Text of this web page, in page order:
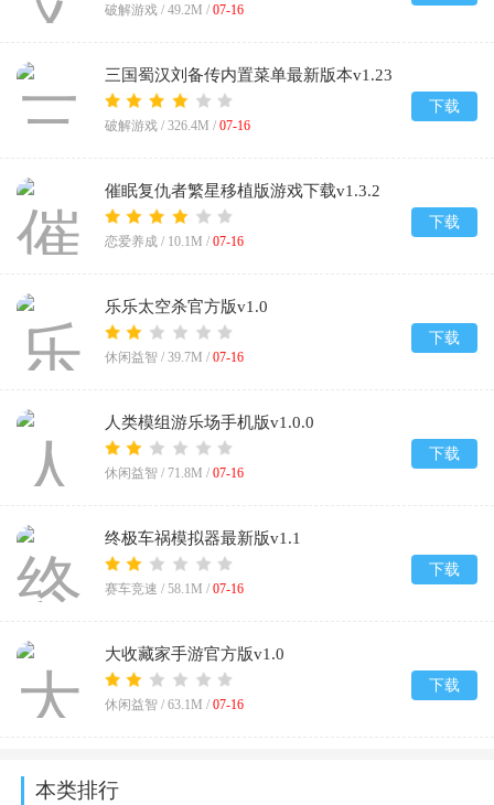
破解游戏 / 49.2M / 07-16
三国蜀汉刘备传内置菜单最新版本v1.23
破解游戏 / 326.4M / 07-16
下载
催眠复仇者繁星移植版游戏下载v1.3.2
恋爱养成 / 10.1M / 07-16
下载
乐乐太空杀官方版v1.0
休闲益智 / 39.7M / 07-16
下载
人类模组游乐场手机版v1.0.0
休闲益智 / 71.8M / 07-16
下载
终极车祸模拟器最新版v1.1
赛车竞速 / 58.1M / 07-16
下载
大收藏家手游官方版v1.0
休闲益智 / 63.1M / 07-16
下载
本类排行